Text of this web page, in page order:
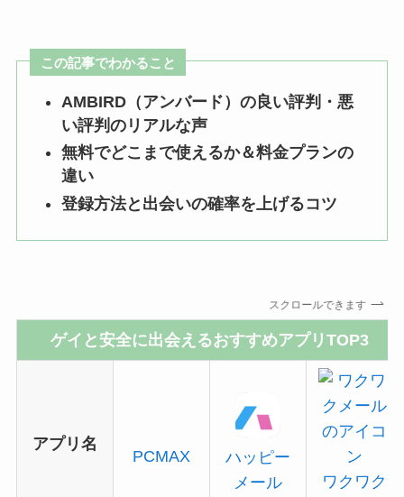
この記事でわかること
AMBIRD（アンバード）の良い評判・悪
い評判のリアルな声
無料でどこまで使えるか＆料金プランの
違い
登録方法と出会いの確率を上げるコツ
スクロールできます
ゲイと安全に出会えるおすすめアプリTOP3
アプリ名
PCMAX
ハッピー
メール
ワクワク